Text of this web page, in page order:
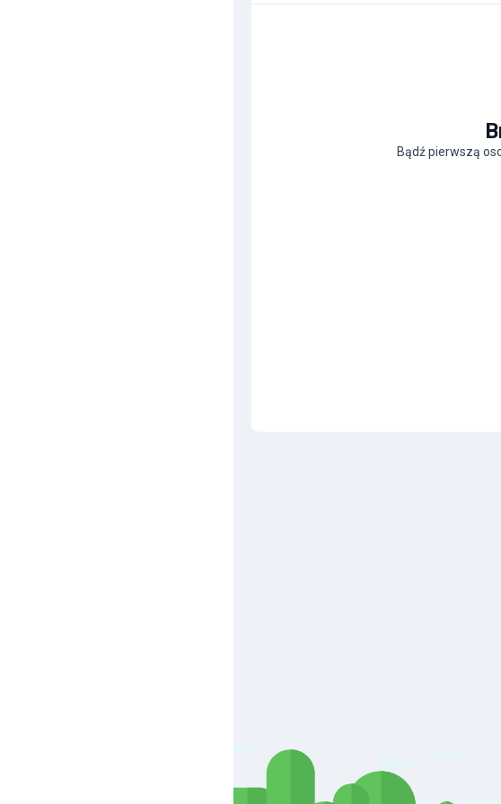
Bądź pierwszą